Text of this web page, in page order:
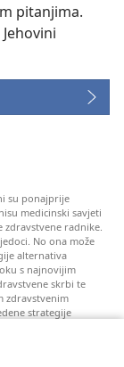
pitanjima.
su ponajprije
medicinski savjeti
zdravstvene radnike.
No ona može
alternativa
s najnovijim
skrbi te
zdravstvenim
strategije
stanja i